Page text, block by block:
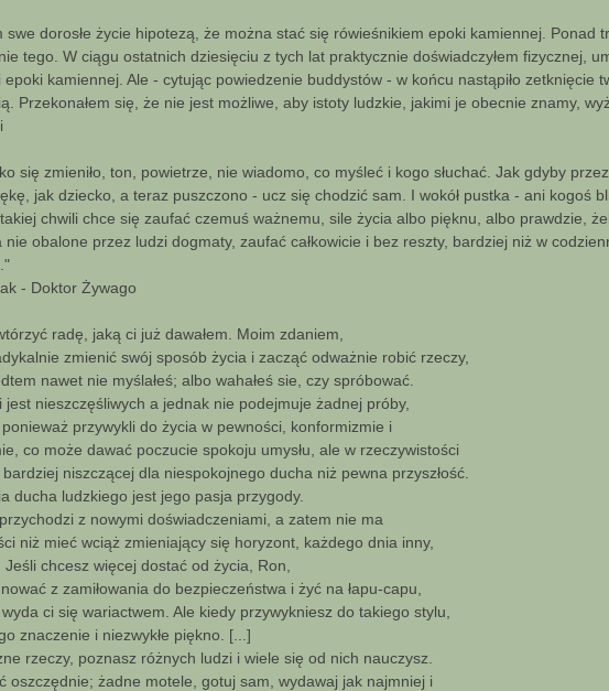
swe dorosłe życie hipotezą, że można stać się rówieśnikiem epoki kamiennej. Ponad
tego. W ciągu ostatnich dziesięciu z tych lat praktycznie doświadczyłem fizycznej,
epoki kamiennej. Ale - cytując powiedzenie buddystów - w końcu nastąpiło zetknięcie
Przekonałem się, że nie jest możliwe, aby istoty ludzkie, jakimi je obecnie znamy,
się zmieniło, ton, powietrze, nie wiadomo, co myśleć i kogo słuchać. Jak gdyby
jak dziecko, a teraz puszczono - ucz się chodzić sam. I wokół pustka - ani kogoś
chwili chce się zaufać czemuś ważnemu, sile życia albo pięknu, albo prawdzie,
nie obalone przez ludzi dogmaty, zaufać całkowicie i bez reszty, bardziej niż w
- Doktor Żywago
radę, jaką ci już dawałem. Moim zdaniem,
zmienić swój sposób życia i zacząć odważnie robić rzeczy,
nawet nie myślałeś; albo wahałeś sie, czy spróbować.
jest nieszczęśliwych a jednak nie podejmuje żadnej próby,
przywykli do życia w pewności, konformizmie i
co może dawać poczucie spokoju umysłu, ale w rzeczywistości
niszczącej dla niespokojnego ducha niż pewna przyszłość.
ducha ludzkiego jest jego pasja przygody.
z nowymi doświadczeniami, a zatem nie ma
niż mieć wciąż zmieniający się horyzont, każdego dnia inny,
Jeśli chcesz więcej dostać od życia, Ron,
z zamiłowania do bezpieczeństwa i żyć na łapu-capu,
ci się wariactwem. Ale kiedy przywykniesz do takiego stylu,
znaczenie i niezwykłe piękno. [...]
rzeczy, poznasz różnych ludzi i wiele się od nich nauczysz.
oszczędnie; żadne motele, gotuj sam, wydawaj jak najmniej i